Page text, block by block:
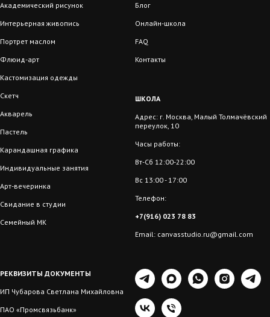
Академический рисунок
Интерьерная живопись
Портрет маслом
Флюид-арт
Кастомизация одежды
Скетч
Акварель
Пастель
Карандашная графика
Индивидуальные занятия
Арт-вечеринка
Свидание в студии
Семейный МК
Блог
Онлайн-школа
FAQ
Контакты
ШКОЛА
Адрес: г. Москва, Малый Толмачёвский
переулок, 10
Часы работы:
Вт-Сб 12:00-22:00
Вс 13:00 - 17:00
Телефон:
+7(916) 023 78 83
Email: canvasstudio.ru@gmail.com
РЕКВИЗИТЫ ДОКУМЕНТЫ
ИП Чубарова Светлана Михайловна
ПАО «Промсвязьбанк»